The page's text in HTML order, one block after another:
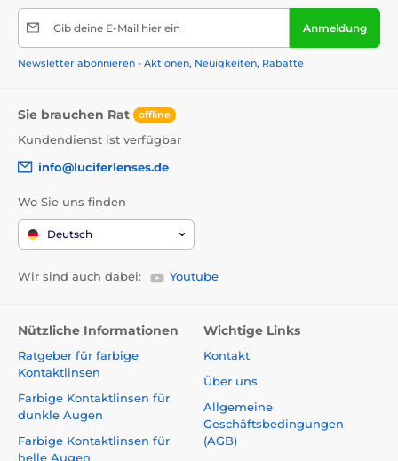
Gib deine E-Mail hier ein Anmeldung
Newsletter abonnieren - Aktionen, Neuigkeiten, Rabatte
Sie brauchen Rat offline
Kundendienst ist verfügbar
info@luciferlenses.de
Wo Sie uns finden
Deutsch
Wir sind auch dabei: Youtube
Nützliche Informationen
Ratgeber für farbige
Kontaktlinsen
Farbige Kontaktlinsen für
dunkle Augen
Farbige Kontaktlinsen für
helle Augen
Wichtige Links
Kontakt
Über uns
Allgemeine
Geschäftsbedingungen
(AGB)